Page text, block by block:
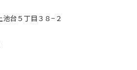
台５丁目３８−２